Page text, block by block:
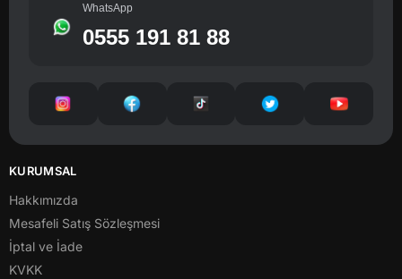
WhatsApp
0555 191 81 88
KURUMSAL
Hakkımızda
Mesafeli Satış Sözleşmesi
İptal ve İade
KVKK